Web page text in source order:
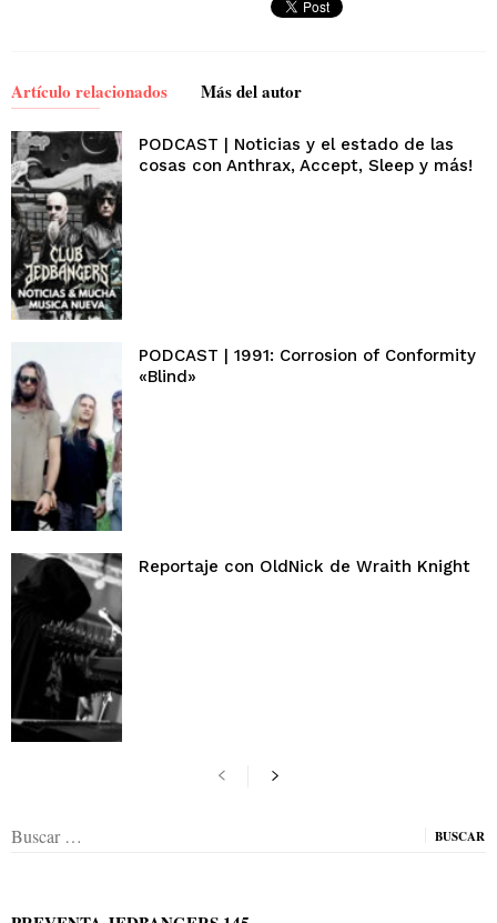
Artículo relacionados Más del autor
PODCAST | Noticias y el estado de las
cosas con Anthrax, Accept, Sleep y más!
PODCAST | 1991: Corrosion of Conformity
«Blind»
Reportaje con OldNick de Wraith Knight
Buscar: